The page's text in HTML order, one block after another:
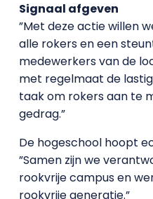
Signaal afgeven
”Met deze actie willen
alle rokers en een
medewerkers van de
met regelmaat de
taak om rokers aan te
gedrag.”
De hogeschool hoopt
”Samen zijn we
rookvrije campus en
rookvrije generatie.”